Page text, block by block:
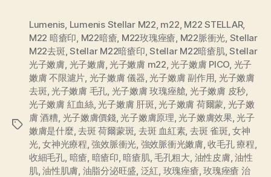
Lumenis, Lumenis Stellar M22, m22, M22 STELLAR,
M22 暗瘡印, M22暗瘡, M22玫瑰痤瘡, M22脈衝光, Stellar
M22去斑,Stellar M22暗瘡印,Stellar M22暗瘡肌,Stellar
光子嫩膚, 光子嫩膚, 光子嫩膚 m22,光子嫩膚 PICO, 光子
嫩膚 不限濾片, 光子嫩膚 儀器,光子嫩膚 副作用, 光子嫩膚
去斑, 光子嫩膚 毛孔, 光子嫩膚 玫瑰痤艙, 光子嫩膚 皮秒,
光子嫩膚 紅血絲,光子嫩膚 肝斑,光子嫩膚 荷爾蒙, 光子嫩
膚 酒糟, 光子嫩膚價錢,光子嫩膚原理,光子嫩膚效果,光子
嫩膚是什麼,去斑 荷爾蒙斑, 去斑 血紅素, 去斑 雀斑,女神
光,女神光療程,強效脈衝光, 強效脈衝光嫩膚,收毛孔 療程,
收細毛孔, 暗瘡, 暗瘡印,暗瘡肌, 毛孔粗大, 油性皮膚, 油性
肌,油性肌膚, 油脂分泌旺盛, 泛紅, 玫瑰痤瘡,玫瑰痤瘡 治